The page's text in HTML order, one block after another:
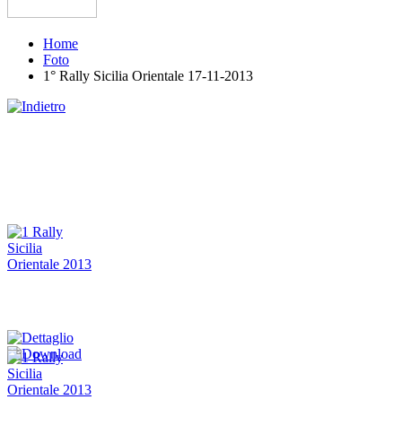
Home
Foto
1° Rally Sicilia Orientale 17-11-2013